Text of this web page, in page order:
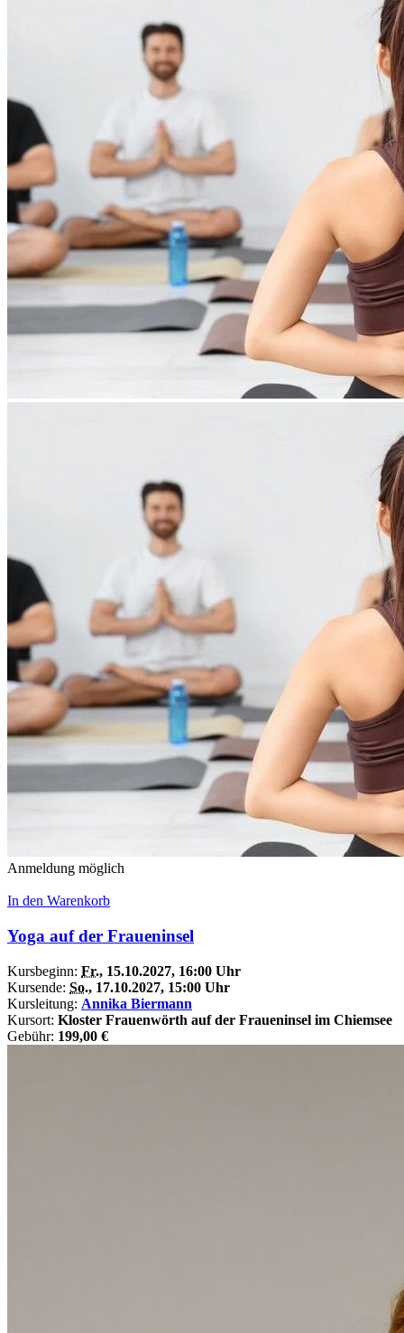
Anmeldung möglich
In den Warenkorb
Yoga auf der Fraueninsel
Kursbeginn: Fr., 15.10.2027, 16:00 Uhr
Kursende: So., 17.10.2027, 15:00 Uhr
Kursleitung: Annika Biermann
Kursort: Kloster Frauenwörth auf der Fraueninsel im Chiemsee
Gebühr: 199,00 €